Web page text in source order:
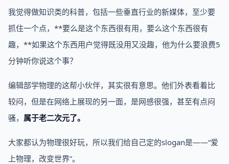
我觉得做知识类的科普，包括一些垂直行业的新媒体，至少要
抓住一个点，**要么是这个东西很有用，要么这个东西很有
趣，**如果这个东西用户觉得既没用又没趣，他为什么要浪费5
分钟听你说这个事？
编辑部学物理的这帮小伙伴，其实很有意思。他们外表看着比
较闷，但是在网络上展现的另一面，是网感很强，甚至有点闷
骚， 属于老二次元了。
大家都认为物理很好玩，所以我们给自己定的slogan是——“爱
上物理，改变世界”。